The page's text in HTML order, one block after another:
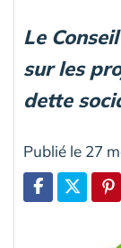
Le
sur les
dette
Publié le 27